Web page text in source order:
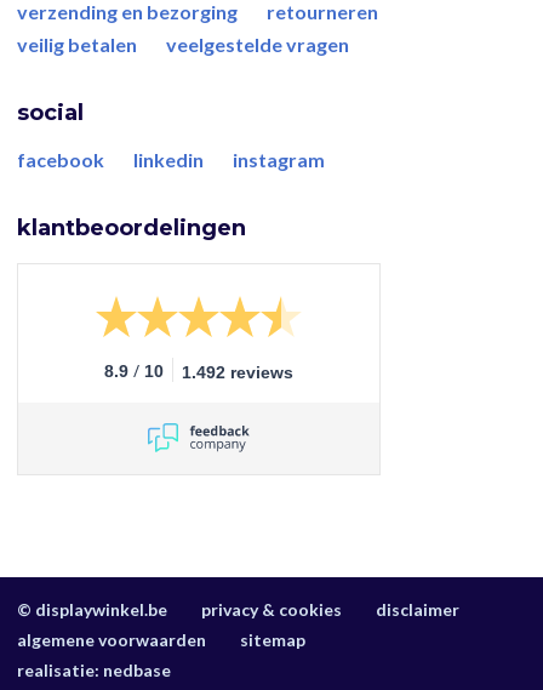
verzending en bezorging
retourneren
veilig betalen
veelgestelde vragen
social
facebook linkedin instagram
klantbeoordelingen
8.9 / 10 1.492 reviews
© displaywinkel.be privacy & cookies
disclaimer
algemene voorwaarden
sitemap
realisatie: nedbase